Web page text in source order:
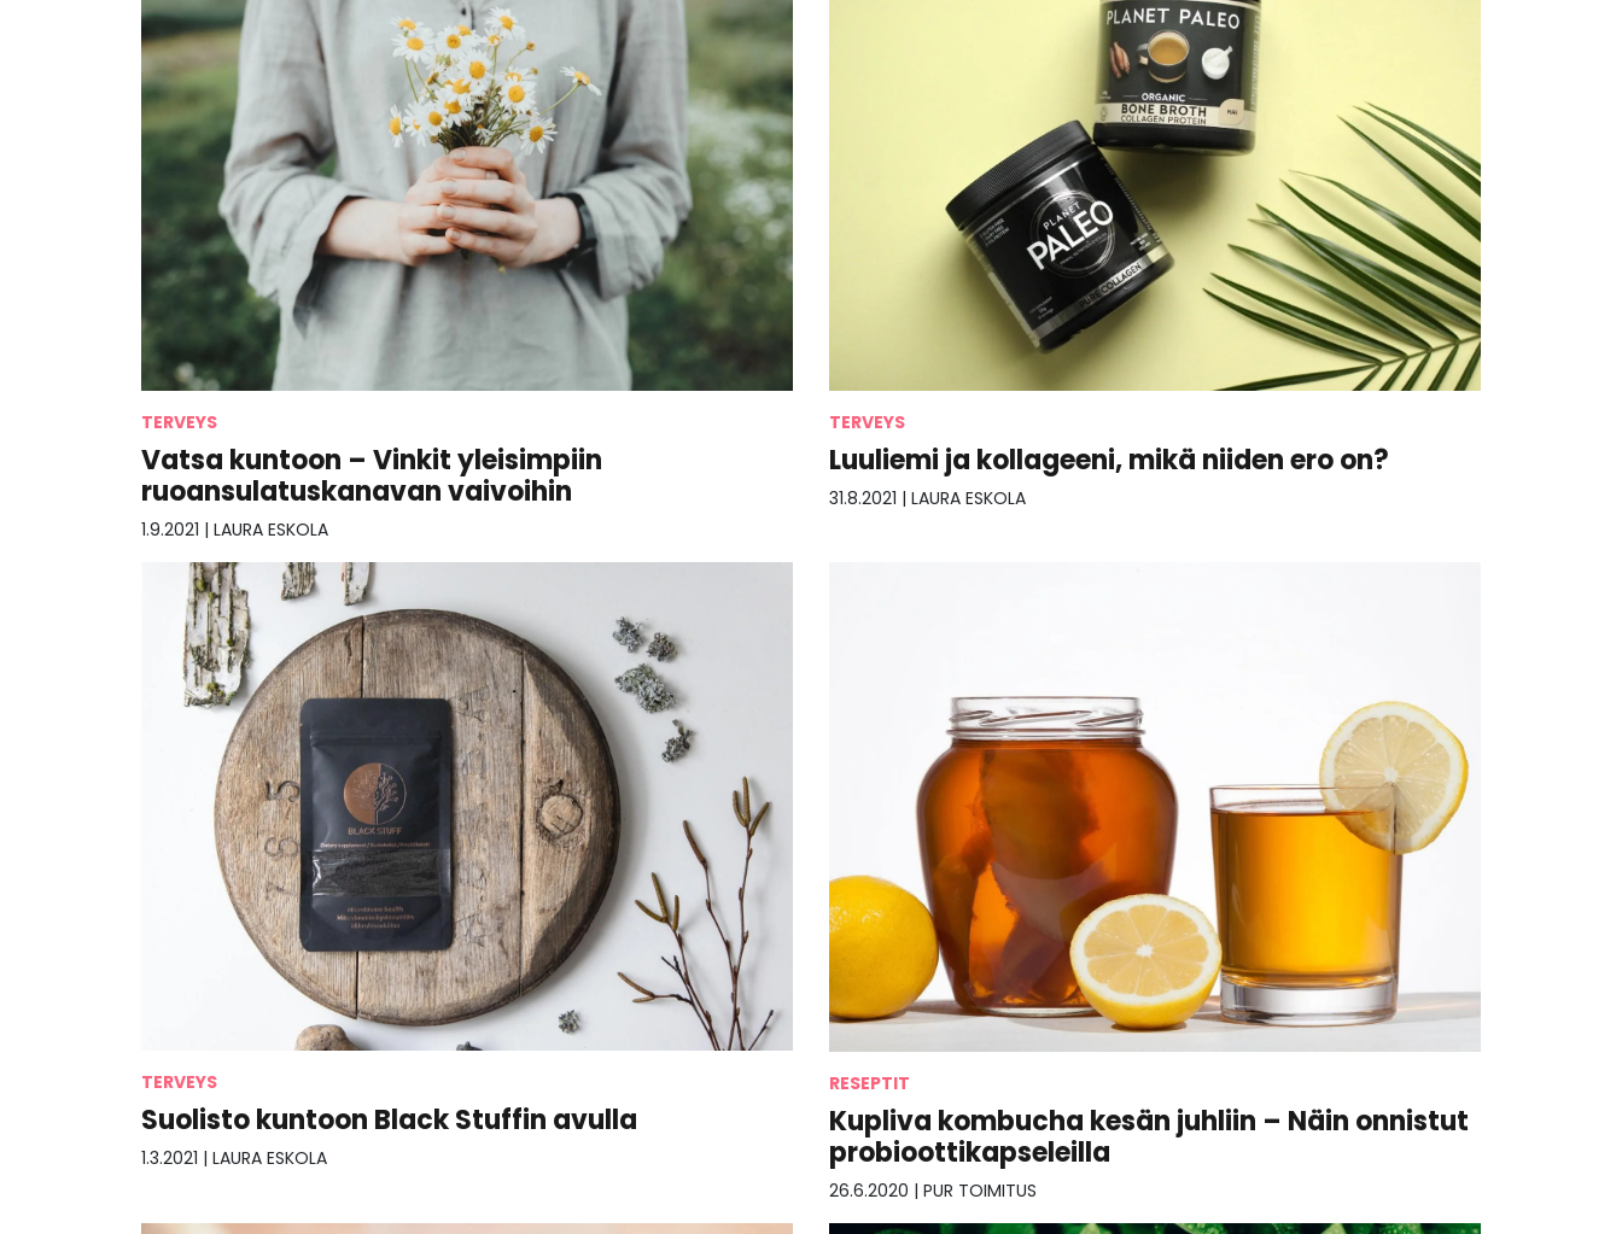
TERVEYS
Vatsa kuntoon – Vinkit yleisimpiin
ruoansulatuskanavan vaivoihin
1.9.2021 | LAURA ESKOLA
TERVEYS
Luuliemi ja kollageeni, mikä niiden ero on?
31.8.2021 | LAURA ESKOLA
TERVEYS
Suolisto kuntoon Black Stuffin avulla
1.3.2021 | LAURA ESKOLA
RESEPTIT
Kupliva kombucha kesän juhliin – Näin onnistut
probioottikapseleilla
26.6.2020 | PUR TOIMITUS